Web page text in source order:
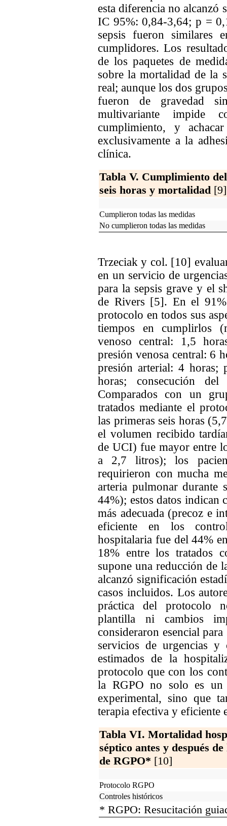
esta diferencia no alcanzó
IC 95%: 0,84-3,64; p =
sepsis fueron similares
cumplidores. Los
de los paquetes de
sobre la mortalidad de la
real; aunque los dos
fueron de gravedad
multivariante impide
cumplimiento, y
exclusivamente a la
clínica.
Tabla V. Cumplimiento
seis horas y mortalidad [9]
Cumplieron todas las medidas
No cumplieron todas las medidas
Trzeciak y col. [10]
en un servicio de
para la sepsis grave y el
de Rivers [5]. En el
protocolo en todos sus
tiempos en cumplirlos
venoso central: 1,5
presión venosa central: 6
presión arterial: 4 horas;
horas; consecución
Comparados con un
tratados mediante el
las primeras seis horas
el volumen recibido
de UCI) fue mayor entre
a 2,7 litros); los
requirieron con mucha
arteria pulmonar durante
44%); estos datos indican
más adecuada (precoz e
eficiente en los
hospitalaria fue del 44%
18% entre los tratados
supone una reducción de
alcanzó significación
casos incluidos. Los
práctica del protocolo
plantilla ni cambios
consideraron esencial
servicios de urgencias y
estimados de la
protocolo que con los
la RGPO no solo es un
experimental, sino que
terapia efectiva y eficiente
Tabla VI. Mortalidad
séptico antes y después
de RGPO* [10]
Protocolo RGPO
Controles históricos
* RGPO: Resucitación